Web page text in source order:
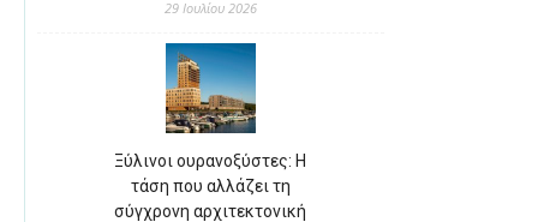
29 Ιουλίου 2026
Ξύλινοι ουρανοξύστες: Η
τάση που αλλάζει τη
σύγχρονη αρχιτεκτονική